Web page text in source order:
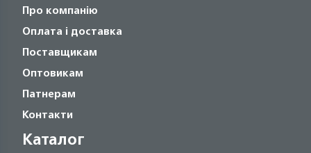
Про компанію
Оплата і доставка
Поставщикам
Оптовикам
Патнерам
Контакти
Каталог